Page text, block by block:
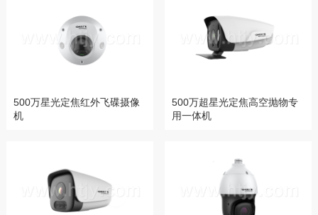
500万星光定焦红外飞碟摄像
机
500万超星光定焦高空抛物专
用一体机